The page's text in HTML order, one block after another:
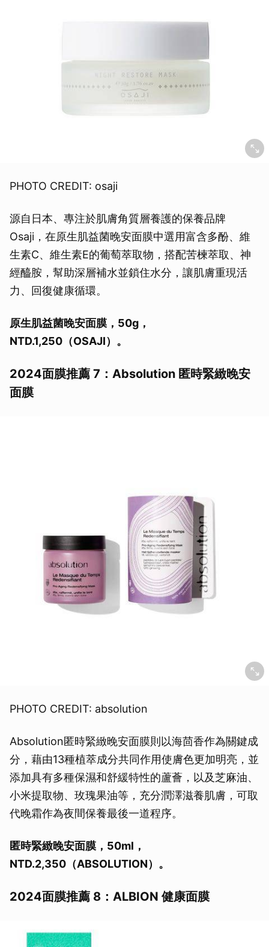
PHOTO CREDIT: osaji
源自日本、專注於肌膚角質層養護的保養品牌
Osaji，在原生肌益菌晚安面膜中選用富含多酚、維
生素C、維生素E的葡萄萃取物，搭配苦楝萃取、神
經醯胺，幫助深層補水並鎖住水分，讓肌膚重現活
力、回復健康循環。
原生肌益菌晚安面膜，50g，
NTD.1,250（OSAJI）。
2024面膜推薦 7：Absolution 匿時緊緻晚安
面膜
PHOTO CREDIT: absolution
Absolution匿時緊緻晚安面膜則以海茴香作為關鍵成
分，藉由13種植萃成分共同作用使膚色更加明亮，並
添加具有多種保濕和舒緩特性的蘆薈，以及芝麻油、
小米提取物、玫瑰果油等，充分潤澤滋養肌膚，可取
代晚霜作為夜間保養最後一道程序。
匿時緊緻晚安面膜，50ml，
NTD.2,350（ABSOLUTION）。
2024面膜推薦 8：ALBION 健康面膜